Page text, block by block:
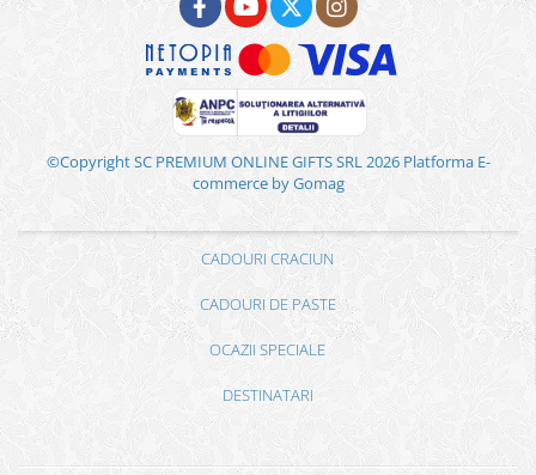
©Copyright SC PREMIUM ONLINE GIFTS SRL 2026 Platforma E-
commerce by Gomag
CADOURI CRACIUN
CADOURI DE PASTE
OCAZII SPECIALE
DESTINATARI